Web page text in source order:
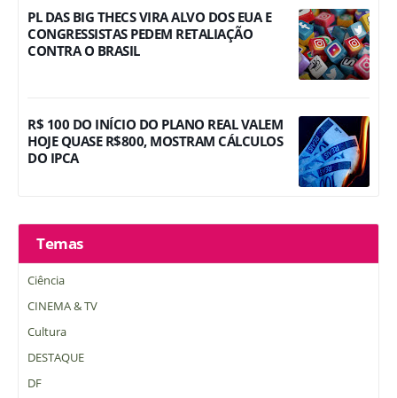
PL DAS BIG THECS VIRA ALVO DOS EUA E
CONGRESSISTAS PEDEM RETALIAÇÃO
CONTRA O BRASIL
R$ 100 DO INÍCIO DO PLANO REAL VALEM
HOJE QUASE R$800, MOSTRAM CÁLCULOS
DO IPCA
Temas
Ciência
CINEMA & TV
Cultura
DESTAQUE
DF